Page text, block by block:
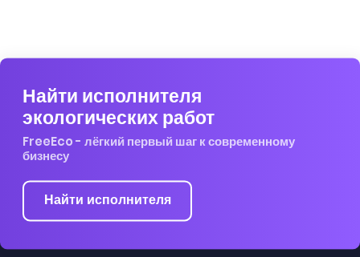
Найти исполнителя
экологических работ
FreeEco - лёгкий первый шаг к современному
бизнесу
Найти исполнителя